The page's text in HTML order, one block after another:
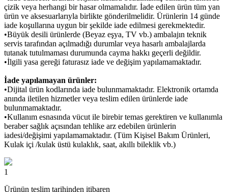
çizik veya herhangi bir hasar olmamalıdır. İade edilen ürün tüm yan
ürün ve aksesuarlarıyla birlikte gönderilmelidir. Ürünlerin 14 günde
iade koşullarına uygun bir şekilde iade edilmesi gerekmektedir.
•Büyük desili ürünlerde (Beyaz eşya, TV vb.) ambalajın teknik
servis tarafından açılmadığı durumlar veya hasarlı ambalajlarda
tutanak tutulmaması durumunda cayma hakkı geçerli değildir.
•İlgili yasa gereği faturasız iade ve değişim yapılamamaktadır.
İade yapılamayan ürünler:
•Dijital ürün kodlarında iade bulunmamaktadır. Elektronik ortamda
anında iletilen hizmetler veya teslim edilen ürünlerde iade
bulunmamaktadır.
•Kullanım esnasında vücut ile birebir temas gerektiren ve kullanımla
beraber sağlık açısından tehlike arz edebilen ürünlerin
iadesi/değişimi yapılamamaktadır. (Tüm Kişisel Bakım Ürünleri,
Kulak içi /kulak üstü kulaklık, saat, akıllı bileklik vb.)
1
Ürünün teslim tarihinden itibaren